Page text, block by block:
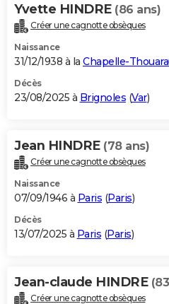
Carte de Noël
Carte Bonne année
Carte Saint-Valentin
Carte Pâques
Carte d'anniversaire
DICTIONNAIRE
Dictionnaire
Biographies
Citations
Expressions
Proverbes
PROGRAMME TV
S'inscrire
Se connecter
Lycées
Collèges
Primaires
Universités
Entreprises
Service militaire
Avis de recherche
AVIS DE DÉCÈS
Bricolage
Lifestyle
Culture
Sport
Auto
Television
Voyage
Cinema
Yvette HINDRE (86 ans)
Créer une cagnotte obsèques
Naissance
31/12/1938 à la Chapelle-
Décès
23/08/2025 à Brignoles (Var)
Jean HINDRE (78 ans)
Créer une cagnotte obsèques
Naissance
07/09/1946 à Paris (Paris)
Décès
13/07/2025 à Paris (Paris)
Jean-claude HINDRE
Créer une cagnotte obsèques